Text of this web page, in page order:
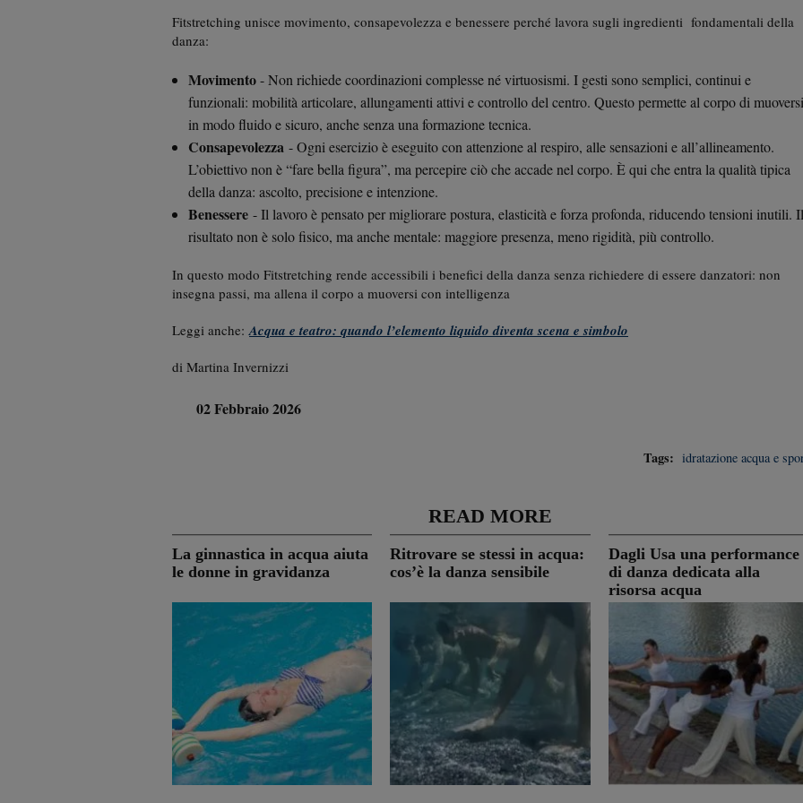
Fitstretching unisce movimento, consapevolezza e benessere perché lavora sugli ingredienti fondamentali della
danza:
Movimento- Non richiede coordinazioni complesse né virtuosismi. I gesti sono semplici, continui e
funzionali: mobilità articolare, allungamenti attivi e controllo del centro. Questo permette al corpo di muoversi
in modo fluido e sicuro, anche senza una formazione tecnica.
Consapevolezza - Ogni esercizio è eseguito con attenzione al respiro, alle sensazioni e all’allineamento.
L’obiettivo non è “fare bella figura”, ma percepire ciò che accade nel corpo. È qui che entra la qualità tipica
della danza: ascolto, precisione e intenzione.
Benessere - Il lavoro è pensato per migliorare postura, elasticità e forza profonda, riducendo tensioni inutili. Il
risultato non è solo fisico, ma anche mentale: maggiore presenza, meno rigidità, più controllo.
In questo modo Fitstretching rende accessibili i benefici della danza senza richiedere di essere danzatori: non
insegna passi, ma allena il corpo a muoversi con intelligenza
Leggi anche:Acqua e teatro: quando l’elemento liquido diventa scena e simbolo
di Martina Invernizzi
02 Febbraio 2026
Tags: idratazione acqua e
READ MORE
La ginnastica in acqua aiuta
le donne in gravidanza
Ritrovare se stessi in acqua:
cos’è la danza sensibile
Dagli Usa una performance
di danza dedicata alla
risorsa acqua